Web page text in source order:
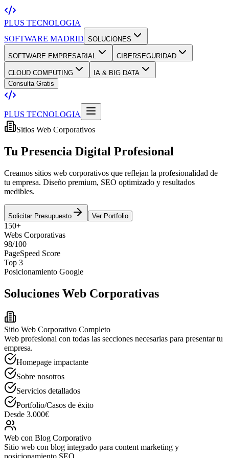
PLUS TECNOLOGIA
SOFTWARE MADRID SOLUCIONES
SOFTWARE EMPRESARIAL CIBERSEGURIDAD
CLOUD COMPUTING
IA & BIG DATA
Consulta Gratis
PLUS TECNOLOGIA
Sitios Web Corporativos
Tu Presencia Digital Profesional
Creamos sitios web corporativos que reflejan la profesionalidad de
tu empresa. Diseño premium, SEO optimizado y resultados
medibles.
Solicitar Presupuesto Ver Portfolio
150+
Webs Corporativas
98/100
PageSpeed Score
Top 3
Posicionamiento Google
Soluciones Web Corporativas
Sitio Web Corporativo Completo
Web profesional con todas las secciones necesarias para presentar tu
empresa.
Homepage impactante
Sobre nosotros
Servicios detallados
Portfolio/Casos de éxito
Desde 3.000€
Web con Blog Corporativo
Sitio web con blog integrado para content marketing y
posicionamiento SEO.